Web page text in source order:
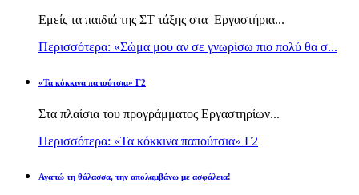
Εμείς τα παιδιά της ΣΤ τάξης στα Εργαστήρια...
Περισσότερα: «Σώμα μου αν σε γνωρίσω πιο πολύ θα σ...
«Τα κόκκινα παπούτσια» Γ2
Στα πλαίσια του προγράμματος Εργαστηρίων...
Περισσότερα: «Τα κόκκινα παπούτσια» Γ2
Αγαπώ τη θάλασσα, την απολαμβάνω με ασφάλεια!